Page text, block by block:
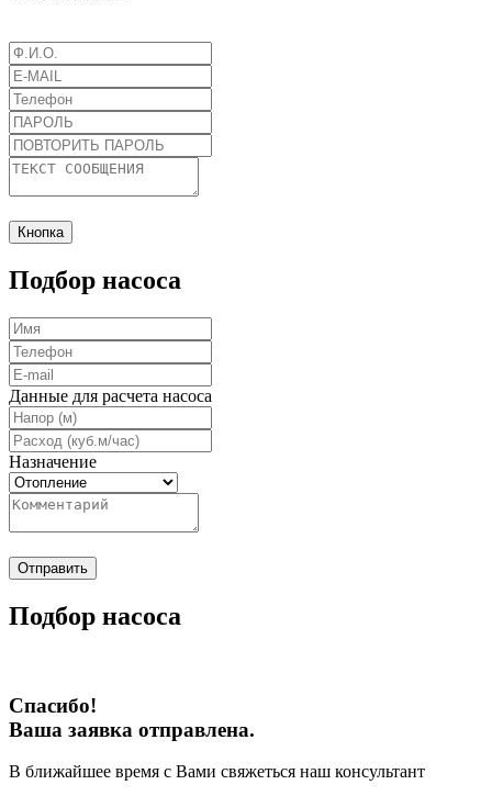
Кнопка
Подбор насоса
Данные для расчета насоса
Назначение
Отправить
Подбор насоса
Спасибо!
Ваша заявка отправлена.
В ближайшее время с Вами свяжеться наш консультант